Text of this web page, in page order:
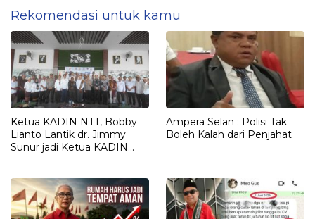
Rekomendasi untuk kamu
Ketua KADIN NTT, Bobby
Lianto Lantik dr. Jimmy
Sunur jadi Ketua KADIN
Ampera Selan : Polisi Tak
Boleh Kalah dari Penjahat